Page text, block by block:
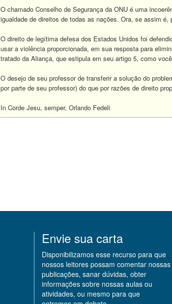
O chamado Conselho de Segurança da ONU é uma
igualdade de direitos de todas as nações. Ora, se assim
O direito de legítima defesa dos Estados Unidos foi
usar a violência proporcionada, em sua resposta para
tratado da Aliança, que estipula em seu artigo 5, como
O desejo de seu professor de transferir a solução do
por parte de seu professor) do que por razões de direito
In Corde Jesu, semper, Orlando Fedeli
Envie sua carta
Disponibilizamos esse recurso para que
nossos leitores possam comentar nossas
publicações, sanar dúvidas, obter
informações sobre nossas aulas ou
atividades, ou mesmo para que